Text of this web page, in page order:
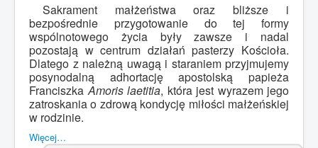
Sakrament małżeństwa oraz bliższe i
bezpośrednie przygotowanie do tej formy
wspólnotowego życia były zawsze i nadal
pozostają w centrum działań pasterzy Kościoła.
Dlatego z należną uwagą i staraniem przyjmujemy
posynodalną adhortację apostolską papieża
FranciszkaAmoris laetitia, która jest wyrazem jego
zatroskania o zdrową kondycję miłości małżeńskiej
w rodzinie.
Więcej…